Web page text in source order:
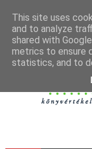
This site uses
and to analyze
shared with
metrics to ensure
statistics, and to